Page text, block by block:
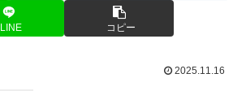
LINE コピー
2025.11.16